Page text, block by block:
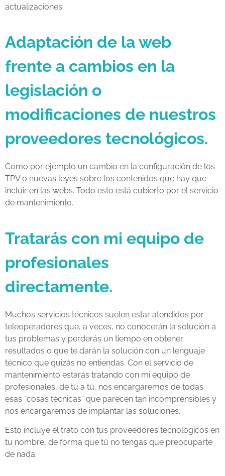
actualizaciones.
Adaptación de la web
frente a cambios en la
legislación o
modificaciones de nuestros
proveedores tecnológicos.
Como por ejemplo un cambio en la configuración de los
TPV o nuevas leyes sobre los contenidos que hay que
incluir en las webs. Todo esto está cubierto por el servicio
de mantenimiento.
Tratarás con mi equipo de
profesionales
directamente.
Muchos servicios técnicos suelen estar atendidos por
teleoperadores que, a veces, no conocerán la solución a
tus problemas y perderás un tiempo en obtener
resultados o que te darán la solución con un lenguaje
técnico que quizás no entiendas. Con el servicio de
mantenimiento estarás tratando con mi equipo de
profesionales, de tú a tú, nos encargaremos de todas
esas “cosas técnicas” que parecen tan incomprensibles y
nos encargaremos de implantar las soluciones.
Esto incluye el trato con tus proveedores tecnológicos en
tu nombre, de forma que tú no tengas que preocuparte
de nada.